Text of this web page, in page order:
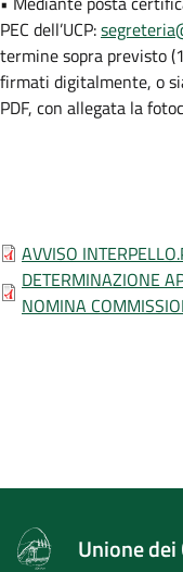
PEC dell’UCP:
termine sopra previsto
firmati digitalmente, o
PDF, con allegata la
AVVISO
DETERMINAZIONE
NOMINA
Unione